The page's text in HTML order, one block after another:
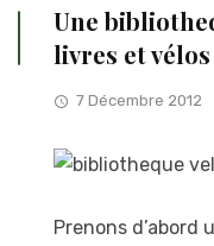
Une
livres et vélos
7 Décembre 2012
Prenons d’abord